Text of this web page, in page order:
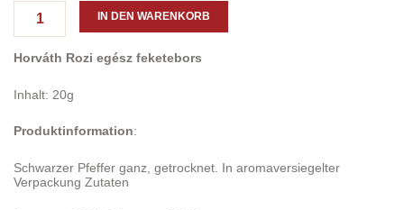
schwarzer
g
IN DEN WARENKORB
Horváth Rozi egész feketebors
Inhalt: 20g
Produktinformation:
Schwarzer Pfeffer ganz, getrocknet. In aromaversiegelter
Verpackung Zutaten